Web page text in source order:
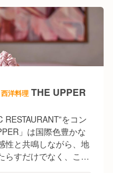
レンチ「CIRPAS」 ・
Darling Coffee
店舗運営しています。
供する会社ではなく、
文化を根付かせます。
しむ】欧米の文化を根
食と称されるオース
本にOPEN。billsが注
業態を次々と出店し
ンドではなく日本の
【ボトムアップ】企業
洋料理 THE UPPER
RESTAURANT”をコン
」は国際色豊かな
性と共鳴しながら、地
らすだけでなく、これ